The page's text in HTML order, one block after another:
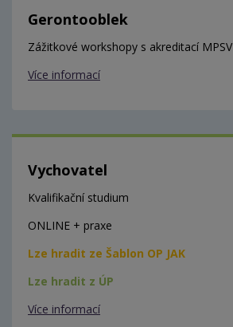
Gerontooblek
Zážitkové workshopy s akreditací MPSV
Více informací
Vychovatel
Kvalifikační studium
ONLINE + praxe
Lze hradit ze Šablon OP JAK
Lze hradit z ÚP
Více informací